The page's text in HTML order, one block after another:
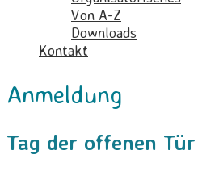
Von A-Z
Downloads
Kontakt
Anmeldung
Tag der offenen Tür